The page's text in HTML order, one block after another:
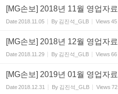
[MG손보] 2018년 11월 영업자료
Date2018.11.05 By 김진석_GLB Views 45
[MG손보] 2018년 12월 영업자료
Date2018.11.29 By 김진석_GLB Views 66
[MG손보] 2019년 01월 영업자료
Date2018.12.31 By 김진석_GLB Views 72